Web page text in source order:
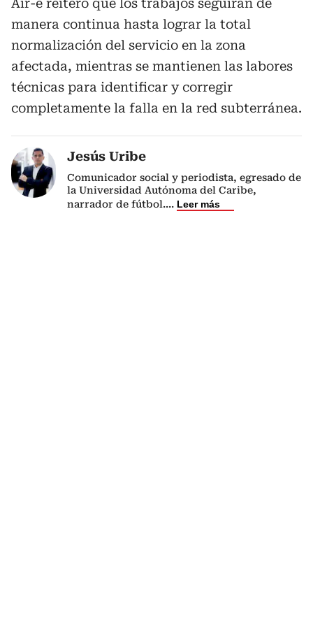
manera continua hasta lograr la total
normalización del servicio en la zona
afectada, mientras se mantienen las labores
técnicas para identificar y corregir
completamente la falla en la red subterránea.
Jesús Uribe
Comunicador social y periodista, egresado de
la Universidad Autónoma del Caribe,
narrador de fútbol.... Leer más